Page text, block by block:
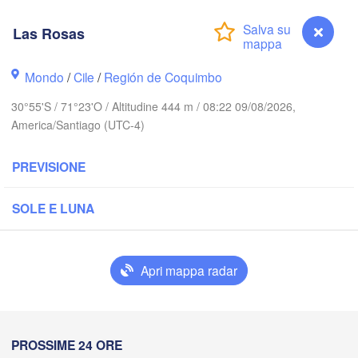
Las Rosas
Mondo /Cile /Región de Coquimbo
30°55'S / 71°23'O / Altitudine 444 m / 08:22 09/08/2026,
America/Santiago (UTC-4)
PREVISIONE
SOLE E LUNA
Apri mappa radar
PROSSIME 24 ORE
Antofagasta